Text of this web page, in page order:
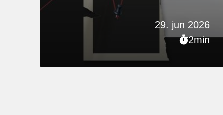
29. jun 2026
2min